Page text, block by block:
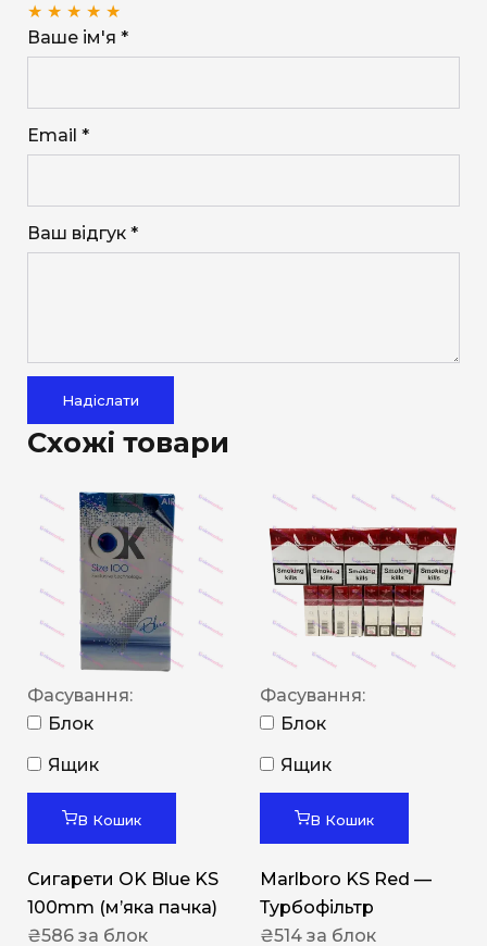
★ ★ ★ ★ ★
Ваше ім'я *
Email *
Ваш відгук *
Надіслати
Схожі товари
Фасування:
Блок
Ящик
В Кошик
Сигарети OK Blue KS
100mm (м’яка пачка)
₴586 за блок
Фасування:
Блок
Ящик
В Кошик
Marlboro KS Red —
Турбофільтр
₴514 за блок